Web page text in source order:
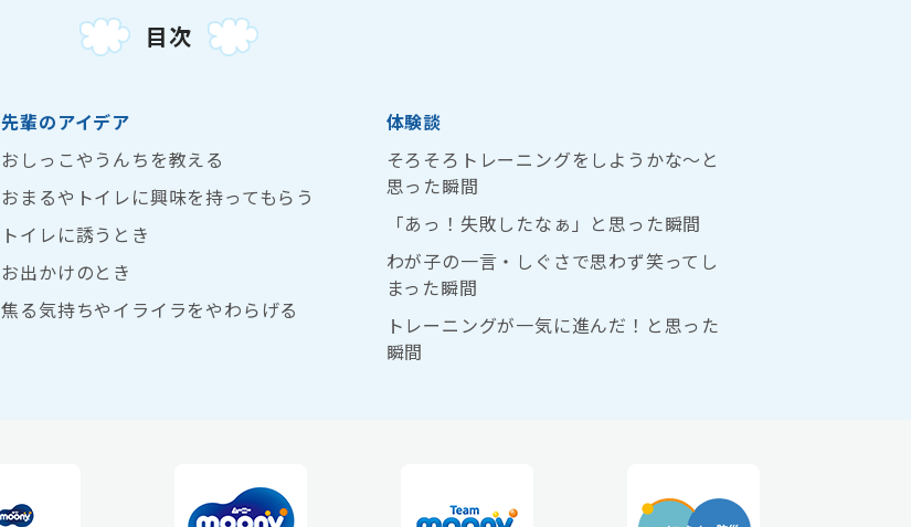
目次
先輩のアイデア
おしっこやうんちを教える
おまるやトイレに興味を持ってもらう
トイレに誘うとき
お出かけのとき
焦る気持ちやイライラをやわらげる
体験談
そろそろトレーニングをしようかな〜と
思った瞬間
「あっ！失敗したなぁ」と思った瞬間
わが子の一言・しぐさで思わず笑ってし
まった瞬間
トレーニングが一気に進んだ！と思った
瞬間